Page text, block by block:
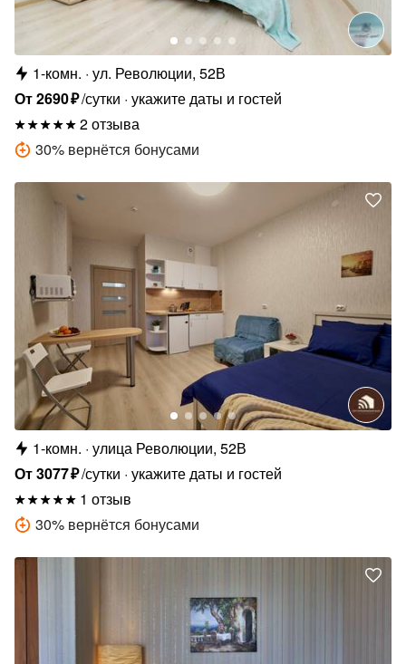
1-комн. ул. Революции, 52В
От2690₽/сутки укажите даты и гостей
2 отзыва
30% вернётся бонусами
1-комн. улица Революции, 52В
От3077₽/сутки укажите даты и гостей
1 отзыв
30% вернётся бонусами